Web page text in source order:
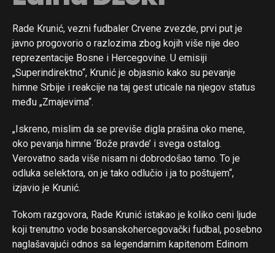
Rade Krunić, vezni fudbaler Crvene zvezde, prvi put je
javno progovorio o razlozima zbog kojih više nije deo
reprezentacije Bosne i Hercegovine. U emisiji
„Superindirektno“, Krunić je objasnio kako su pevanje
himne Srbije i reakcije na taj gest uticale na njegov status
među „Zmajevima“.
„Iskreno, mislim da se previše digla prašina oko mene,
oko pevanja himne ‘Bože pravde’ i svega ostalog.
Verovatno sada više nisam ni dobrodošao tamo. To je
odluka selektora, on je tako odlučio i ja to poštujem“,
izjavio je Krunić.
Tokom razgovora, Rade Krunić istakao je koliko ceni ljude
koji trenutno vode bosanskohercegovački fudbal, posebno
naglašavajući odnos sa legendarnim kapitenom Edinom
Flipboard
Pinterest
Whatsapp